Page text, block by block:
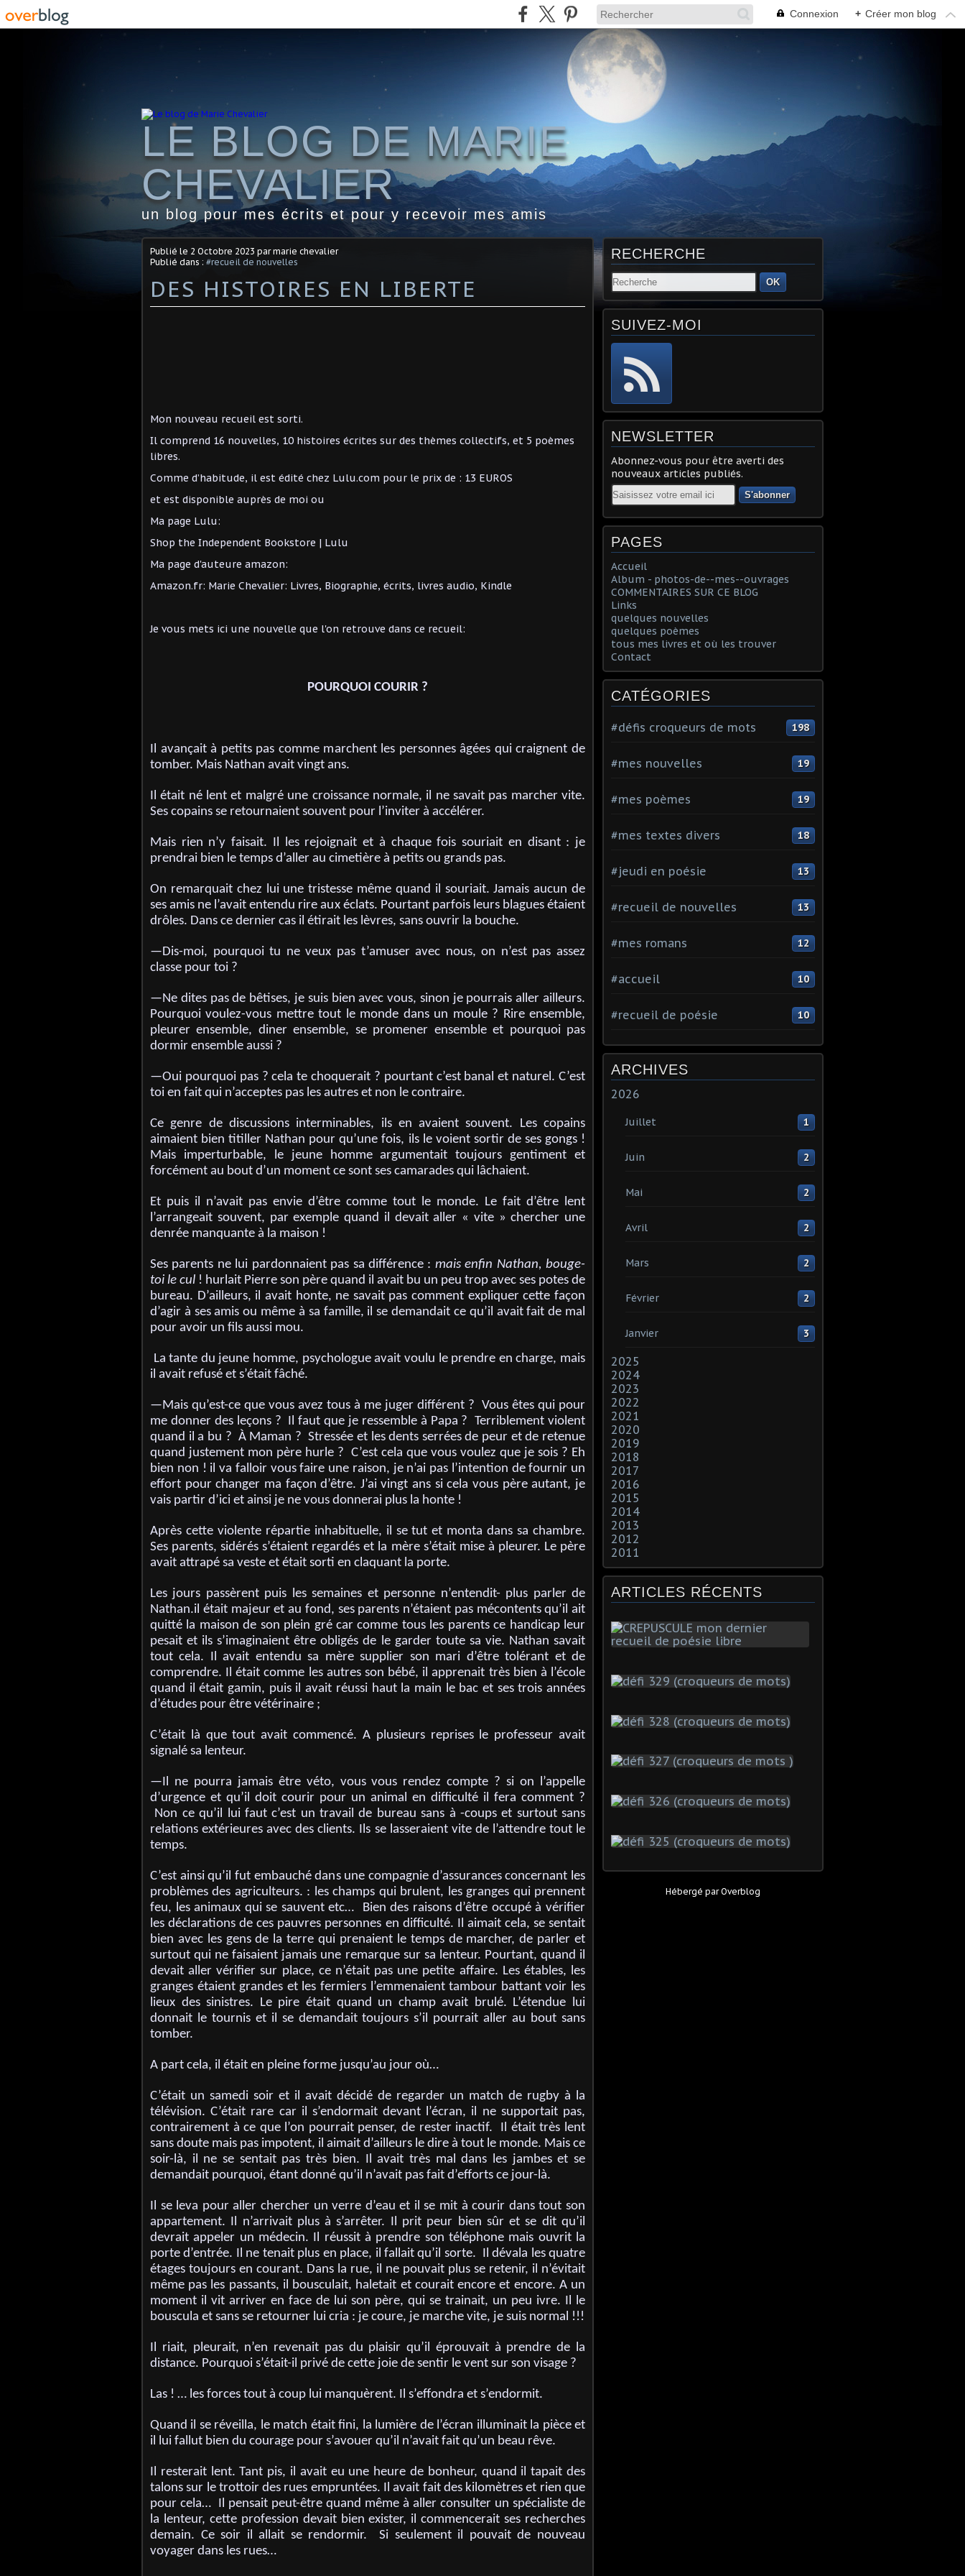
Connexion + Créer mon blog
LE BLOG DE MARIE
CHEVALIER
un blog pour mes écrits et pour y recevoir mes amis
Publié le 2 Octobre 2023 par marie chevalier
Publié dans : #recueil de nouvelles
DES HISTOIRES EN LIBERTE
Mon nouveau recueil est sorti.
Il comprend 16 nouvelles, 10 histoires écrites sur des thèmes collectifs, et 5 poèmes
libres.
Comme d’habitude, il est édité chez Lulu.com pour le prix de : 13 EUROS
et est disponible auprès de moi ou
Ma page Lulu:
Shop the Independent Bookstore | Lulu
Ma page d'auteure amazon:
Amazon.fr: Marie Chevalier: Livres, Biographie, écrits, livres audio, Kindle
Je vous mets ici une nouvelle que l'on retrouve dans ce recueil:
POURQUOI COURIR ?
Il avançait à petits pas comme marchent les personnes âgées qui craignent de
tomber. Mais Nathan avait vingt ans.
Il était né lent et malgré une croissance normale, il ne savait pas marcher vite.
Ses copains se retournaient souvent pour l’inviter à accélérer.
Mais rien n’y faisait. Il les rejoignait et à chaque fois souriait en disant : je
prendrai bien le temps d’aller au cimetière à petits ou grands pas.
On remarquait chez lui une tristesse même quand il souriait. Jamais aucun de
ses amis ne l’avait entendu rire aux éclats. Pourtant parfois leurs blagues étaient
drôles. Dans ce dernier cas il étirait les lèvres, sans ouvrir la bouche.
—Dis-moi, pourquoi tu ne veux pas t’amuser avec nous, on n’est pas assez
classe pour toi ?
—Ne dites pas de bêtises, je suis bien avec vous, sinon je pourrais aller ailleurs.
Pourquoi voulez-vous mettre tout le monde dans un moule ? Rire ensemble,
pleurer ensemble, diner ensemble, se promener ensemble et pourquoi pas
dormir ensemble aussi ?
—Oui pourquoi pas ? cela te choquerait ? pourtant c’est banal et naturel. C’est
toi en fait qui n’acceptes pas les autres et non le contraire.
Ce genre de discussions interminables, ils en avaient souvent. Les copains
aimaient bien titiller Nathan pour qu’une fois, ils le voient sortir de ses gongs !
Mais imperturbable, le jeune homme argumentait toujours gentiment et
forcément au bout d’un moment ce sont ses camarades qui lâchaient.
Et puis il n’avait pas envie d’être comme tout le monde. Le fait d’être lent
l’arrangeait souvent, par exemple quand il devait aller « vite » chercher une
denrée manquante à la maison !
Ses parents ne lui pardonnaient pas sa différence : mais enfin Nathan, bouge-
toi le cul ! hurlait Pierre son père quand il avait bu un peu trop avec ses potes de
bureau. D’ailleurs, il avait honte, ne savait pas comment expliquer cette façon
d’agir à ses amis ou même à sa famille, il se demandait ce qu’il avait fait de mal
pour avoir un fils aussi mou.
La tante du jeune homme, psychologue avait voulu le prendre en charge, mais
il avait refusé et s’était fâché.
—Mais qu’est-ce que vous avez tous à me juger différent ? Vous êtes qui pour
me donner des leçons ? Il faut que je ressemble à Papa ? Terriblement violent
quand il a bu ? À Maman ? Stressée et les dents serrées de peur et de retenue
quand justement mon père hurle ? C’est cela que vous voulez que je sois ? Eh
bien non ! il va falloir vous faire une raison, je n’ai pas l’intention de fournir un
effort pour changer ma façon d’être. J’ai vingt ans si cela vous père autant, je
vais partir d’ici et ainsi je ne vous donnerai plus la honte !
Après cette violente répartie inhabituelle, il se tut et monta dans sa chambre.
Ses parents, sidérés s’étaient regardés et la mère s’était mise à pleurer. Le père
avait attrapé sa veste et était sorti en claquant la porte.
Les jours passèrent puis les semaines et personne n’entendit- plus parler de
Nathan.il était majeur et au fond, ses parents n’étaient pas mécontents qu’il ait
quitté la maison de son plein gré car comme tous les parents ce handicap leur
pesait et ils s’imaginaient être obligés de le garder toute sa vie. Nathan savait
tout cela. Il avait entendu sa mère supplier son mari d’être tolérant et de
comprendre. Il était comme les autres son bébé, il apprenait très bien à l’école
quand il était gamin, puis il avait réussi haut la main le bac et ses trois années
d’études pour être vétérinaire ;
C’était là que tout avait commencé. A plusieurs reprises le professeur avait
signalé sa lenteur.
—Il ne pourra jamais être véto, vous vous rendez compte ? si on l’appelle
d’urgence et qu’il doit courir pour un animal en difficulté il fera comment ?
Non ce qu’il lui faut c’est un travail de bureau sans à -coups et surtout sans
relations extérieures avec des clients. Ils se lasseraient vite de l’attendre tout le
temps.
C’est ainsi qu’il fut embauché dans une compagnie d’assurances concernant les
problèmes des agriculteurs. : les champs qui brulent, les granges qui prennent
feu, les animaux qui se sauvent etc… Bien des raisons d’être occupé à vérifier
les déclarations de ces pauvres personnes en difficulté. Il aimait cela, se sentait
bien avec les gens de la terre qui prenaient le temps de marcher, de parler et
surtout qui ne faisaient jamais une remarque sur sa lenteur. Pourtant, quand il
devait aller vérifier sur place, ce n’était pas une petite affaire. Les étables, les
granges étaient grandes et les fermiers l’emmenaient tambour battant voir les
lieux des sinistres. Le pire était quand un champ avait brulé. L’étendue lui
donnait le tournis et il se demandait toujours s’il pourrait aller au bout sans
tomber.
A part cela, il était en pleine forme jusqu’au jour où…
C’était un samedi soir et il avait décidé de regarder un match de rugby à la
télévision. C’était rare car il s’endormait devant l’écran, il ne supportait pas,
contrairement à ce que l’on pourrait penser, de rester inactif. Il était très lent
sans doute mais pas impotent, il aimait d’ailleurs le dire à tout le monde. Mais ce
soir-là, il ne se sentait pas très bien. Il avait très mal dans les jambes et se
demandait pourquoi, étant donné qu’il n’avait pas fait d’efforts ce jour-là.
Il se leva pour aller chercher un verre d’eau et il se mit à courir dans tout son
appartement. Il n’arrivait plus à s’arrêter. Il prit peur bien sûr et se dit qu’il
devrait appeler un médecin. Il réussit à prendre son téléphone mais ouvrit la
porte d’entrée. Il ne tenait plus en place, il fallait qu’il sorte. Il dévala les quatre
étages toujours en courant. Dans la rue, il ne pouvait plus se retenir, il n’évitait
même pas les passants, il bousculait, haletait et courait encore et encore. A un
moment il vit arriver en face de lui son père, qui se trainait, un peu ivre. Il le
bouscula et sans se retourner lui cria : je coure, je marche vite, je suis normal !!!
Il riait, pleurait, n’en revenait pas du plaisir qu’il éprouvait à prendre de la
distance. Pourquoi s’était-il privé de cette joie de sentir le vent sur son visage ?
Las ! … les forces tout à coup lui manquèrent. Il s’effondra et s’endormit.
Quand il se réveilla, le match était fini, la lumière de l’écran illuminait la pièce et
il lui fallut bien du courage pour s’avouer qu’il n’avait fait qu’un beau rêve.
Il resterait lent. Tant pis, il avait eu une heure de bonheur, quand il tapait des
talons sur le trottoir des rues empruntées. Il avait fait des kilomètres et rien que
pour cela… Il pensait peut-être quand même à aller consulter un spécialiste de
la lenteur, cette profession devait bien exister, il commencerait ses recherches
demain. Ce soir il allait se rendormir. Si seulement il pouvait de nouveau
voyager dans les rues…
RECHERCHE
OK
SUIVEZ-MOI
NEWSLETTER
Abonnez-vous pour être averti des
nouveaux articles publiés.
Email
PAGES
Accueil
Album - photos-de--mes--ouvrages
COMMENTAIRES SUR CE BLOG
Links
quelques nouvelles
quelques poèmes
tous mes livres et où les trouver
Contact
CATÉGORIES
#défis croqueurs de mots 198
#mes nouvelles 19
#mes poèmes 19
#mes textes divers 18
#jeudi en poésie 13
#recueil de nouvelles 13
#mes romans 12
#accueil 10
#recueil de poésie 10
ARCHIVES
2026
Juillet 1
Juin 2
Mai 2
Avril 2
Mars 2
Février 2
Janvier 3
2025
2024
2023
2022
2021
2020
2019
2018
2017
2016
2015
2014
2013
2012
2011
ARTICLES RÉCENTS
Hébergé parOverblog